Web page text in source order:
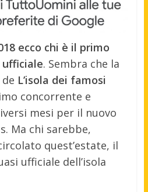
ecco chi è il primo
ufficiale. Sembra che la
L’isola dei famosi
concorrente e
mesi per il nuovo
Ma chi sarebbe,
quest’estate, il
ufficiale dell’isola